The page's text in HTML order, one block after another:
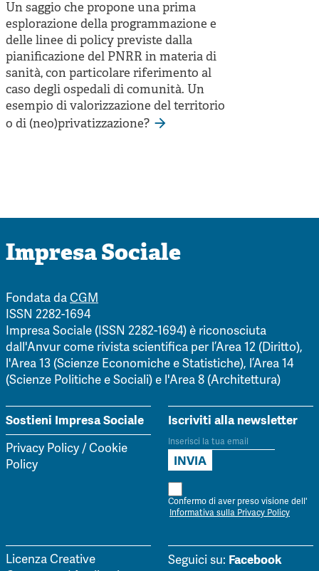
Un saggio che propone una prima
esplorazione della programmazione e
delle linee di policy previste dalla
pianificazione del PNRR in materia di
sanità, con particolare riferimento al
caso degli ospedali di comunità. Un
esempio di valorizzazione del territorio
o di (neo)privatizzazione?
Impresa Sociale
Fondata daCGM
ISSN 2282-1694
Impresa Sociale (ISSN 2282-1694) è riconosciuta
dall'Anvur come rivista scientifica per l’Area 12 (Diritto),
l'Area 13 (Scienze Economiche e Statistiche), l’Area 14
(Scienze Politiche e Sociali) e l'Area 8 (Architettura)
Sostieni Impresa Sociale
Privacy Policy/Cookie
Policy
Iscriviti alla newsletter
Confermo di aver preso visione dell'
Informativa sulla Privacy Policy
Licenza Creative
Seguici su: Facebook